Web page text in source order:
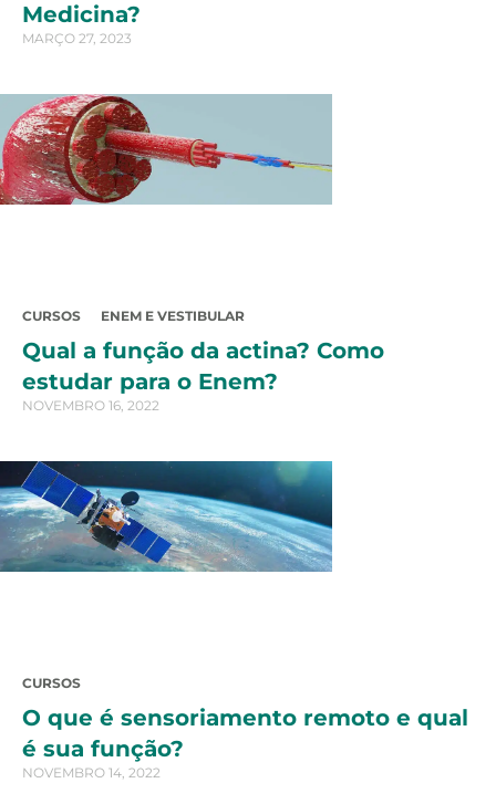
Medicina?
MARÇO 27, 2023
CURSOS ENEM E VESTIBULAR
Qual a função da actina? Como
estudar para o Enem?
NOVEMBRO 16, 2022
CURSOS
O que é sensoriamento remoto e qual
é sua função?
NOVEMBRO 14, 2022